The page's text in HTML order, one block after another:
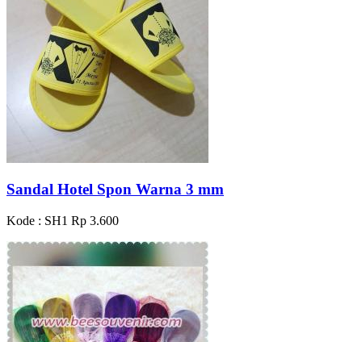
Sandal Hotel Spon Warna 3 mm
Kode : SH1 Rp 3.600